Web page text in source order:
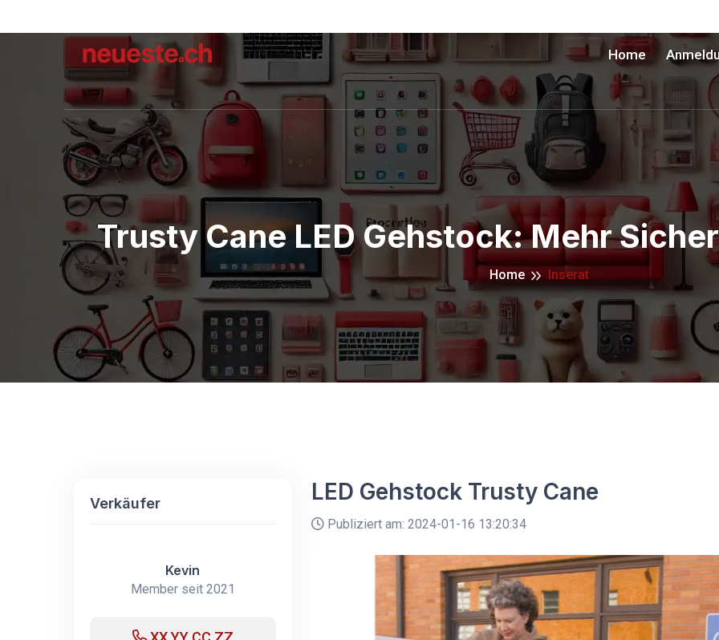
Home
Trusty Cane LED Gehstock: Mehr
Home Inserat
Verkäufer
Kevin
Member seit 2021
LED Gehstock Trusty Cane
Publiziert am: 2024-01-16 13:20:34